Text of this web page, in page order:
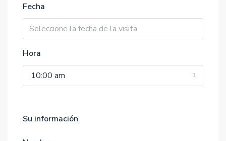
Fecha
Hora
10:00 am
Su información